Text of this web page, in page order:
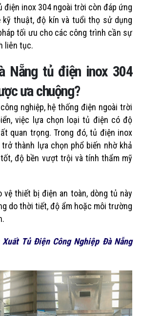
điện inox 304 ngoài trời còn đáp ứng
thuật, độ kín và tuổi thọ sử dụng
tối ưu cho các công trình cần sự
liên tục.
Nẵng tủ điện inox 304
ưa chuộng?
nghiệp, hệ thống điện ngoài trời
việc lựa chọn loại tủ điện có độ
quan trọng. Trong đó, tủ điện inox
thành lựa chọn phổ biến nhờ khả
độ bền vượt trội và tính thẩm mỹ
vệ thiết bị điện an toàn, dòng tủ này
do thời tiết, độ ẩm hoặc môi trường
Xuất Tủ Điện Công Nghiệp Đà Nẵng